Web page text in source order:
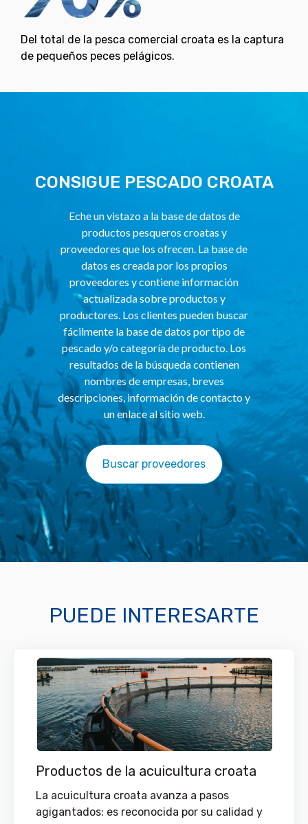
Del total de la pesca comercial croata es la captura
de pequeños peces pelágicos.
CONSIGUE PESCADO CROATA
Eche un vistazo a la base de datos de
productos pesqueros croatas y
proveedores que los ofrecen. La base de
datos es creada por los propios
proveedores y contiene información
actualizada sobre productos y
productores. Los clientes pueden buscar
fácilmente la base de datos por tipo de
pescado y/o categoría de producto. Los
resultados de la búsqueda contienen
nombres de empresas, breves
descripciones, información de contacto y
un enlace al sitio web.
Buscar proveedores
PUEDE INTERESARTE
Productos de la acuicultura croata
La acuicultura croata avanza a pasos
agigantados: es reconocida por su calidad y